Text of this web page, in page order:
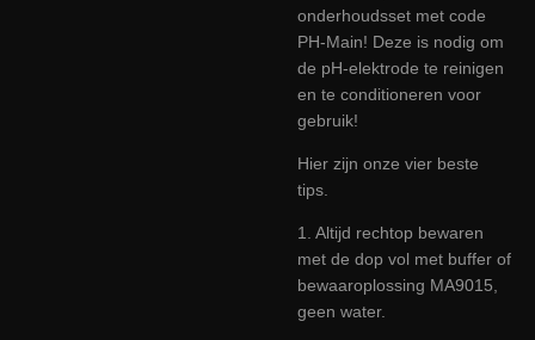
onderhoudsset met code
PH-Main! Deze is nodig om
de pH-elektrode te reinigen
en te conditioneren voor
gebruik!
Hier zijn onze vier beste
tips.
1. Altijd rechtop bewaren
met de dop vol met buffer of
bewaaroplossing MA9015,
geen water.